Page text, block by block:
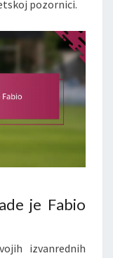
pozornici.
je Fabio
izvanrednih